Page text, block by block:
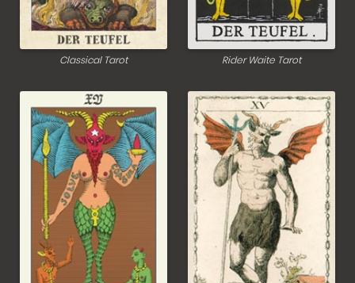
Classical Tarot Rider Waite Tarot